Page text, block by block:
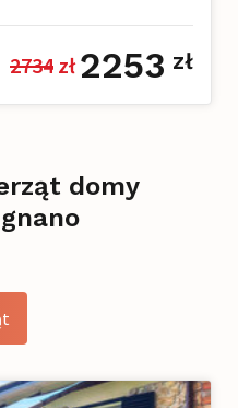
2734 zł 2253 zł
domy